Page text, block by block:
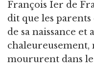
François Ier de
dit que les
de sa naissance
chaleureusement,
moururent dans